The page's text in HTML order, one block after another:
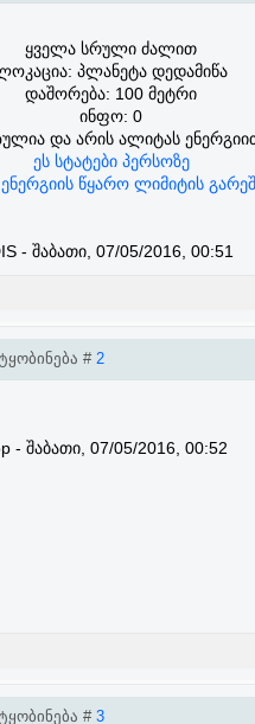
ყველა სრული ძალით
პლანეტა დედამიწა
დაშორება: 100 მეტრი
ინფო: 0
და არის ალიტას
ეს სტატები პერსოზე
ენერგიის წყარო ლიმიტის
- შაბათი, 07/05/2016, 00:51
# 2
- შაბათი, 07/05/2016, 00:52
# 3